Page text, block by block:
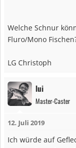
Welche Schnur
Fluro/Mono
LG Christoph
lui
Master-Caster
12. Juli 2019
Ich würde auf